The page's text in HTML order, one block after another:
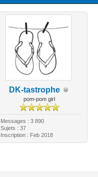
DK-tastrophe
pom-pom girl
Messages : 3 890
Sujets : 37
Inscription : Feb 2018